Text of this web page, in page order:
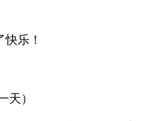
乐！
）